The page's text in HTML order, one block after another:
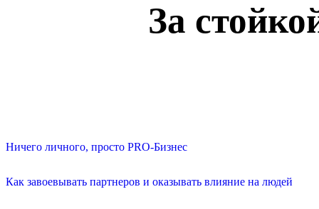
За
Ничего личного, просто PRO-Бизнес
Как завоевывать партнеров и оказывать влияние на людей